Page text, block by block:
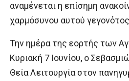
αναμένεται η επίσημη
χαρμόσυνου αυτού
Την ημέρα της εορτής των
Κυριακή 7 Ιουνίου, ο
Θεία Λειτουργία στον